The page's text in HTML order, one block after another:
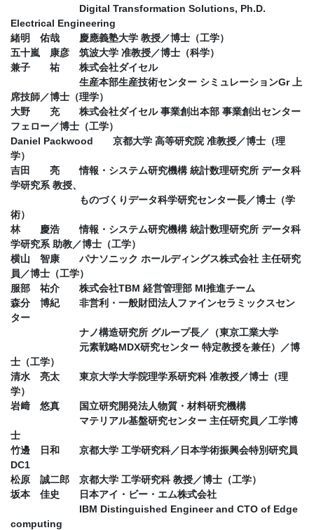
Digital Transformation Solutions, Ph.D.
Electrical Engineering
緒明 佑哉 慶應義塾大学 教授／博士（工学）
五十嵐 康彦 筑波大学 准教授／博士（科学）
兼子 祐 株式会社ダイセル
生産本部生産技術センター シミュレーションGr 上
席技師／博士（理学）
大野 充 株式会社ダイセル 事業創出本部 事業創出センター
フェロー／博士（工学）
Daniel Packwood 京都大学 高等研究院 准教授／博士（理
学）
吉田 亮 情報・システム研究機構 統計数理研究所 データ科
学研究系 教授、
ものづくりデータ科学研究センター長／博士（学
術）
林 慶浩 情報・システム研究機構 統計数理研究所 データ科
学研究系 助教／博士（工学）
横山 智康 パナソニック ホールディングス株式会社 主任研究
員／博士（工学）
服部 祐介 株式会社TBM 経営管理部 MI推進チーム
森分 博紀 非営利・一般財団法人ファインセラミックスセン
ター
ナノ構造研究所 グループ長／（東京工業大学
元素戦略MDX研究センター 特定教授を兼任）／博
士（工学）
清水 亮太 東京大学大学院理学系研究科 准教授／博士（理
学）
岩﨑 悠真 国立研究開発法人物質・材料研究機構
マテリアル基盤研究センター 主任研究員／工学博
士
竹邊 日和 京都大学 工学研究科／日本学術振興会特別研究員
DC1
松原 誠二郎 京都大学 工学研究科 教授／博士（工学）
坂本 佳史 日本アイ・ビー・エム株式会社
IBM Distinguished Engineer and CTO of Edge
computing